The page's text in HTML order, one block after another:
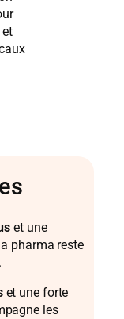
et une
pharma reste
et une forte
les